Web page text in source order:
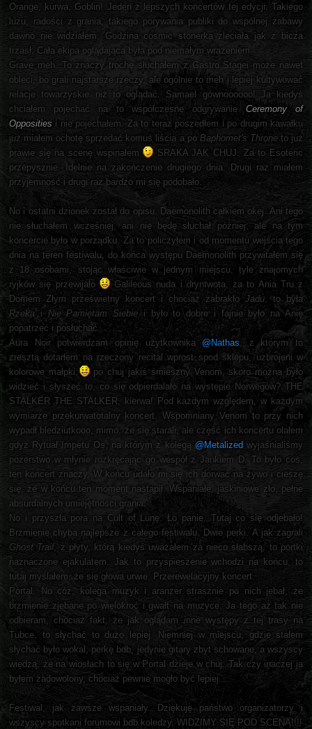
Orange, kurwa, Goblin! Jeden z lepszych koncertów tej edycji. Takiego
luzu, radości z grania, takiego porywania publiki do wspólnej zabawy
dawno nie widziałem. Godzina cosmic stonerka zleciała jak z bicza
trzasł. Cała ekipa oglądająca była pod niemałym wrażeniem.
Grave meh. To znaczy trochę słuchałem z Gastro Stagei może nawet
obleci, bo grali najstarsze rzeczy, ale ogólnie to meh i lepiej kultywować
relacje towarzyskie niż to oglądać. Samael gównoooooo! Ja kiedyś
chciałem pojechać na to współczesne odgrywanieCeremony of
Opposities i nie pojechałem. Za to teraz poszedłem i po drugim kawałku
już miałem ochotę sprzedać komuś liścia a po Baphomet's Throneto już
prawie się na scenę wspinałem
SRAKA JAK CHUJ. Za to Esoteric
przepysznie. Idelnie na zakończenie drugiego dnia. Drugi raz miałem
przyjemność i drugi raz bardzo mi się podobało.
No i ostatni dzionek został do opisu. Daemonolith całkiem okej. Ani tego
nie słuchałem wcześniej, ani nie będę słuchał później, ale na tym
koncercie było w porządku. Za to policzyłem i od momentu wejścia tego
dnia na teren festiwalu, do końca występu Daemonolith przywitałem się
z 18 osobami, stojąc właściwie w jednym miejscu, tyle znajomych
ryjków się przewijało
Galileous nuda i dryntwota, za to Ania Tru z
Domem Złym prześwietny koncert i chociaż zabrakło Jadu , to była
Rzekai Nie Pamiętam Siebie i było to dobre i fajnie było na Anię
popatrzeć i posłuchać.
Aura Noir potwierdzam opinię użytkownika @Nathas , z którym to
zresztą dotarłem na rzeczony recital wprost spod sklepu, uzbrojeni w
kolorowe małpki
po chuj jakiś śmieszny Venom, skoro można było
widzieć i słyszeć to, co się odpierdalało na występie Norwegów? THE
STALKER THE STALKER, kierwa! Pod każdym względem, w każdym
wymiarze przekurwatotalny koncert. Wspomniany Venom to przy nich
wypadł bledziutkooo, mimo, że się starali, ale część ich koncertu olałem
gdyż Rytuał Impetu Os, na którym z kolegą @Metalizedwyjaśnialiśmy
pozerstwo w młynie rozkręcając go wespół z Jankiem D. To było coś,
ten koncert znaczy. W końcu udało mi się ich dorwać na żywo i cieszę
się, że w końcu ten moment nastąpił. Wspaniałe, jaskiniowe zło, pełne
absurdalnych umiejętności grania.
No i przyszła pora na Cult of Lunę. Ło panie. Tutaj co się odjebało!
Brzmienie chyba najlepsze z całego festiwalu. Dwie perki. A jak zagrali
Ghost Trail , z płyty, którą kiedyś uważałem za nieco słabszą, to portki
naznaczone ejakulatem. Jak to przyspieszenie wchodzi na końcu, to
tutaj myślałem, że się głowa urwie. Przerewelacyjny koncert.
Portal. No cóż, kolega muzyk i aranżer strasznie po nich jebał, że
brzmienie zjebane po wielokroć i gwałt na muzyce. Ja tego aż tak nie
odbieram, chociaż fakt, że jak oglądam inne występy z tej trasy na
Tubce, to słychać to dużo lepiej. Niemniej w miejscu, gdzie stałem
słychać było wokal, perkę bdb, jedynie gitary zbyt schowane, a wszyscy
wiedzą, że na wiosłach to się w Portal dzieje w chuj. Tak czy inaczej ja
byłem zadowolony, chociaż pewnie mogło być lepiej.
Festiwal, jak zawsze wspaniały. Dziękuję państwo organizatorzy i
wszyscy spotkani forumowi bdb koledzy. WIDZIMY SIĘ POD SCENĄ!!!!